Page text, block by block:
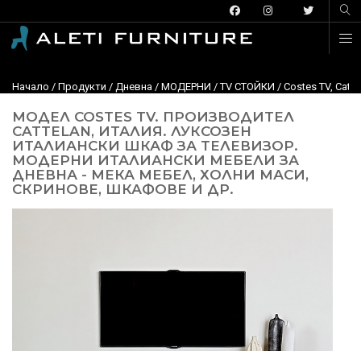
Начало / Продукти / Дневна / МОДЕРНИ /TV СТОЙКИ / Costes TV,
МОДЕЛ COSTES TV. ПРОИЗВОДИТЕЛ
CATTELAN, ИТАЛИЯ. ЛУКСОЗЕН
ИТАЛИАНСКИ ШКАФ ЗА ТЕЛЕВИЗОР.
МОДЕРНИ ИТАЛИАНСКИ МЕБЕЛИ ЗА
ДНЕВНА - МЕКА МЕБЕЛ, ХОЛНИ МАСИ,
СКРИНОВЕ, ШКАФОВЕ И ДР.